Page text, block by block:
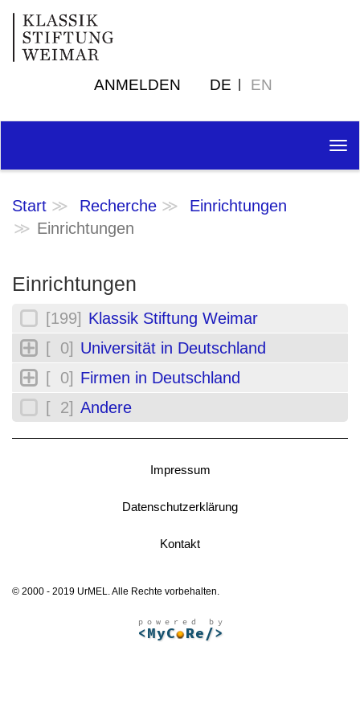
ANMELDEN DE EN
Start Recherche
Einrichtungen
Einrichtungen
Einrichtungen
[199] Klassik Stiftung Weimar
[ 0] Universität in Deutschland
[ 0] Firmen in Deutschland
[ 2] Andere
Impressum
Datenschutzerklärung
Kontakt
© 2000 - 2019 UrMEL. Alle Rechte vorbehalten.